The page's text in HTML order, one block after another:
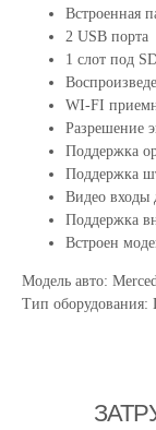
Встроенная
2 USB порта
1 слот под
WI-FI
Разрешение
Поддержка
Поддержка
Видео входы
Поддержка
Встроен
Модель авто:
Тип